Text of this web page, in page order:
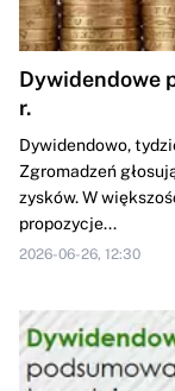
Dywidendowe
r.
Dywidendowo,
Zgromadzeń
zysków. W
propozycje...
2026-06-26, 12:30